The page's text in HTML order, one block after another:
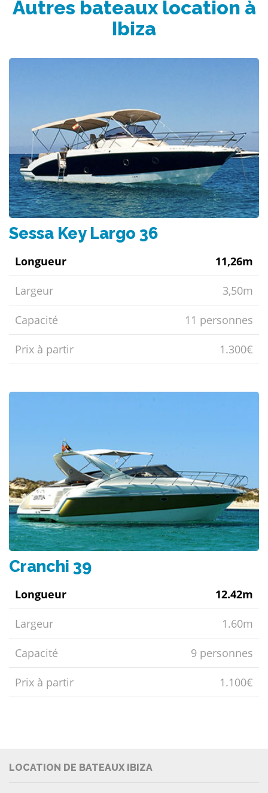
Autres bateaux location à
Ibiza
Sessa Key Largo 36
Longueur 11,26m
Largeur 3,50m
Capacité 11 personnes
Prix ​​à partir 1.300€
Cranchi 39
Longueur 12.42m
Largeur 1.60m
Capacité 9 personnes
Prix ​​à partir 1.100€
LOCATION DE BATEAUX IBIZA